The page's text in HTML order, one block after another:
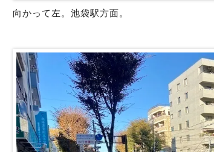
向かって左。池袋駅方面。